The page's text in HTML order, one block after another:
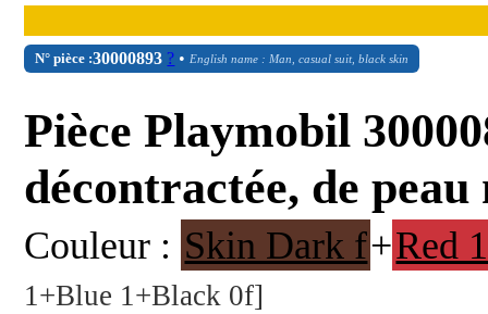
N° pièce :30000893 ? •English name : Man, casual suit, black skin
Pièce Playmobil
décontractée, de peau
Couleur : Skin Dark f+Red 1
1+Blue 1+Black 0f]